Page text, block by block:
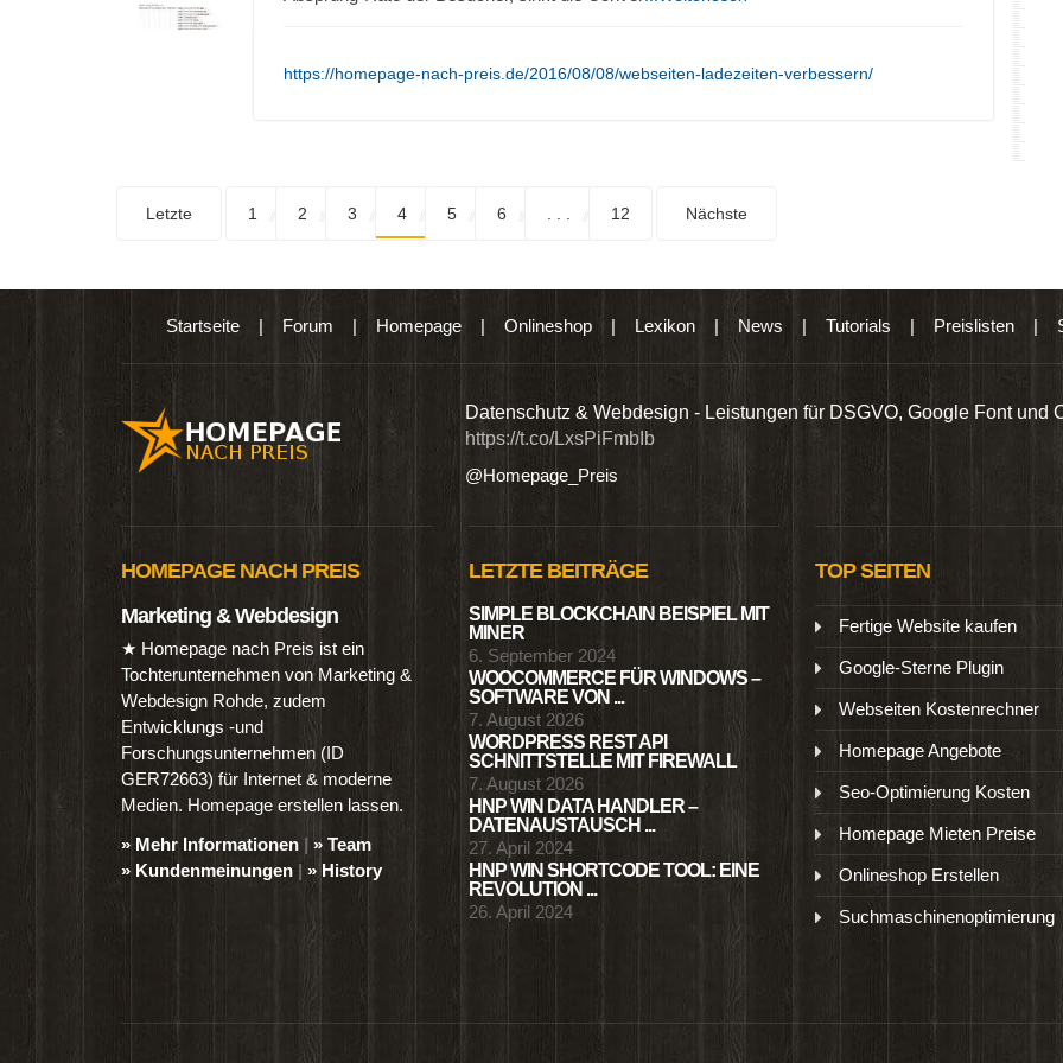
https://homepage-nach-preis.de/2016/08/08/webseiten-ladezeiten-verbessern/
Letzte 1 2 3 4 5 6 12 Nächste
Startseite| Forum | Homepage| Onlineshop| Lexikon| News | Tutorials | Preislisten|
Produkten wie Ebooks & DVDs.… Datenschutz & Webdesign - Leistungen für DSGVO, Google Font und
https://t.co/LxsPiFmbIb
@Homepage_Preis
HOMEPAGE NACH PREIS
Marketing & Webdesign
★ Homepage nach Preis ist ein
Tochterunternehmen von Marketing &
Webdesign Rohde, zudem
Entwicklungs -und
Forschungsunternehmen (ID
GER72663) für Internet & moderne
Medien. Homepage erstellen lassen.
» Mehr Informationen | » Team
» Kundenmeinungen | » History
LETZTE BEITRÄGE
SIMPLE BLOCKCHAIN BEISPIEL MIT
MINER
6. September 2024
WOOCOMMERCE FÜR WINDOWS –
SOFTWARE VON ...
7. August 2026
WORDPRESS REST API
SCHNITTSTELLE MIT FIREWALL
7. August 2026
HNP WIN DATA HANDLER –
DATENAUSTAUSCH ...
27. April 2024
HNP WIN SHORTCODE TOOL: EINE
REVOLUTION ...
26. April 2024
TOP SEITEN
Fertige Website kaufen
Google-Sterne Plugin
Webseiten Kostenrechner
Homepage Angebote
Seo-Optimierung Kosten
Homepage Mieten Preise
Onlineshop Erstellen
Suchmaschinenoptimierung